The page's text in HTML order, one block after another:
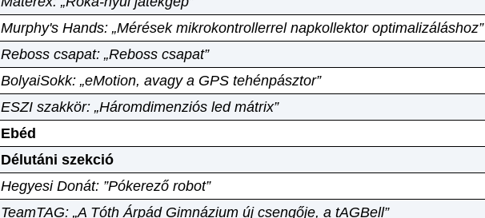
Murphy's Hands: „Mérések mikrokontrollerrel napkollektor optimalizáláshoz”
Reboss csapat: „Reboss csapat”
BolyaiSokk: „eMotion, avagy a GPS tehénpásztor”
ESZI szakkör: „Háromdimenziós led mátrix”
Ebéd
Délutáni szekció
Hegyesi Donát: ”Pókerező robot”
TeamTAG: „A Tóth Árpád Gimnázium új csengője, a tAGBell”